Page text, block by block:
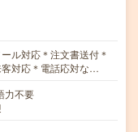
ル対応＊注文書送付＊
対応＊電話応対な…
力不要